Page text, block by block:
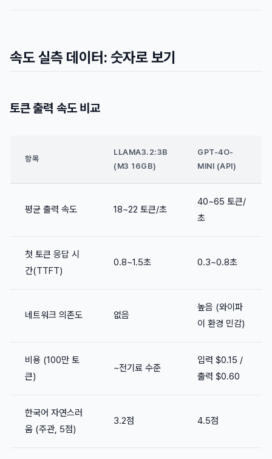
속도 실측 데이터: 숫자로 보기
토큰 출력 속도 비교
항목
LLAMA3.2:3B
(M3 16GB)
GPT-4O-
MINI (API)
평균 출력 속도 18~22 토큰/초
40~65 토큰/
초
첫 토큰 응답 시
간(TTFT)
0.8~1.5초 0.3~0.8초
네트워크 의존도 없음
높음 (와이파
이 환경 민감)
비용 (100만 토
큰)
~전기료 수준
입력 $0.15 /
출력 $0.60
한국어 자연스러
움 (주관, 5점)
3.2점 4.5점